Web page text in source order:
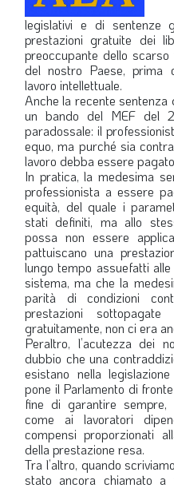
IN QUESTO NUMERO
SCENARIO
SPAZIO APERTO
GOVERNANCE
FONDAZIONE
ASSOCIAZIONI
LA VIGNETTA DI
SPECIALE
legislativi e di sentenze
prestazioni gratuite dei
preoccupante dello scarso
del nostro Paese, prima
lavoro intellettuale.
Anche la recente sentenza
un bando del MEF del
paradossale: il
equo, ma purché sia
lavoro debba essere
In pratica, la medesima
professionista a essere
equità, del quale i
stati definiti, ma allo
possa non essere
pattuiscano una
lungo tempo assuefatti
sistema, ma che la
parità di condizioni
prestazioni
gratuitamente, non ci era
Peraltro, l’acutezza dei
dubbio che una
esistano nella
pone il Parlamento di
fine di garantire sempre,
come ai lavoratori
compensi proporzionati
della prestazione resa.
Tra l’altro, quando
stato ancora chiamato